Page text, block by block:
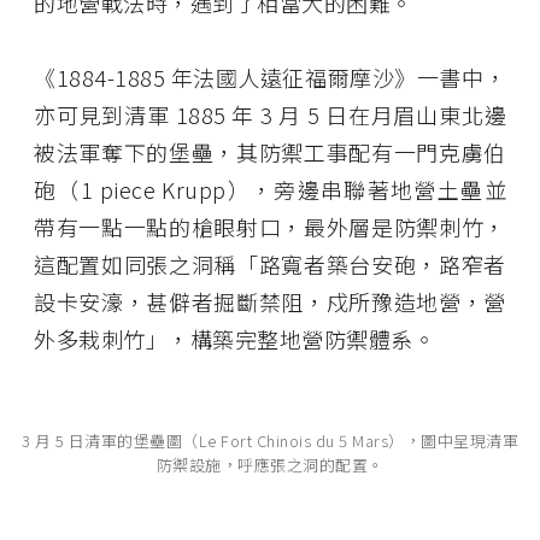
《1884-1885 年法國人遠征福爾摩沙》一書中，
亦可見到清軍 1885 年 3 月 5 日在月眉山東北邊
被法軍奪下的堡壘，其防禦工事配有一門克虜伯
砲（1 piece Krupp），旁邊串聯著地營土壘並
帶有一點一點的槍眼射口，最外層是防禦刺竹，
這配置如同張之洞稱「路寬者築台安砲，路窄者
設卡安濠，甚僻者掘斷禁阻，戍所豫造地營，營
外多栽刺竹」，構築完整地營防禦體系。
3 月 5 日清軍的堡壘圖（Le Fort Chinois du 5 Mars），圖中呈現清軍
防禦設施，呼應張之洞的配置。